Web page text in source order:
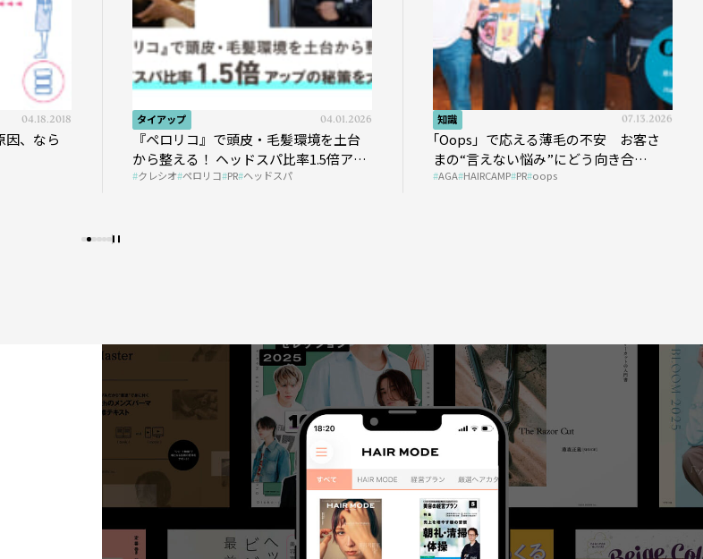
04.18.2018
因、なら
タイアップ 04.01.2026
『ペロリコ』で頭皮・毛髪環境を土台
から整える！ ヘッドスパ比率1.5倍アッ
プの秘策を大公開
クレシオ ペロリコ PR ヘッドスパ
知識 07.13.2026
｢Oops」で応える薄毛の不安 お客さ
まの“言えない悩み”にどう向き合
う？ ＃01
AGA HAIRCAMP PR oops